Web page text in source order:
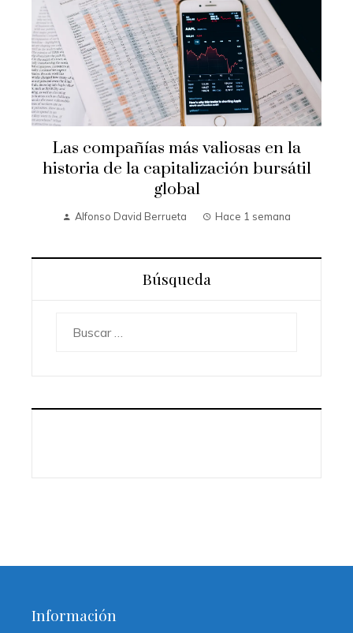
Las compañías más valiosas en la
historia de la capitalización bursátil
global
Alfonso David Berrueta Hace 1 semana
Búsqueda
Información